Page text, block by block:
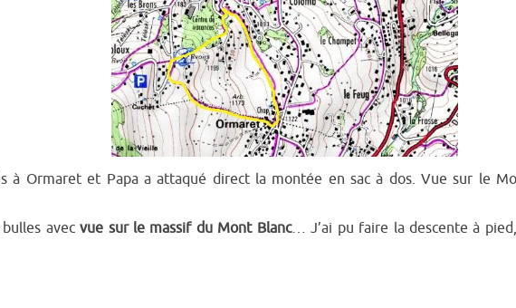
à Ormaret et Papa a attaqué direct la montée en sac à dos. Vue sur le
avecvue sur le massif du Mont Blanc… J’ai pu faire la descente à